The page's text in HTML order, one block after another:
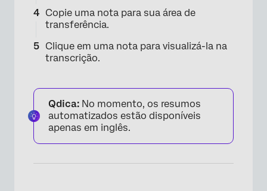
Copie uma nota para sua área de
transferência.
Clique em uma nota para visualizá-la na
transcrição.
Qdica: No momento, os resumos
automatizados estão disponíveis
apenas em inglês.